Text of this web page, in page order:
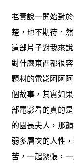
老實說一開始對
楚，也不期待，
這部片子對我來
對什麼東西都很
題材的電影阿阿
個故事，其實如
部電影看的真的
的園長夫人，那
弱多層次的人性
苦，一起緊張，一